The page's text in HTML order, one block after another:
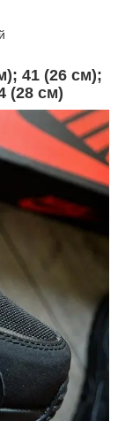
41 (26 см);
(28 см)